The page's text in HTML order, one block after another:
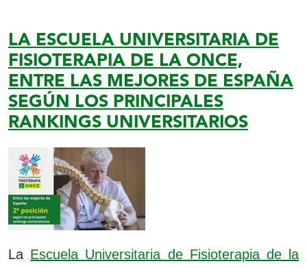
LA ESCUELA UNIVERSITARIA DE
FISIOTERAPIA DE LA ONCE,
ENTRE LAS MEJORES DE ESPAÑA
SEGÚN LOS PRINCIPALES
RANKINGS UNIVERSITARIOS
La Escuela Universitaria de Fisioterapia de la